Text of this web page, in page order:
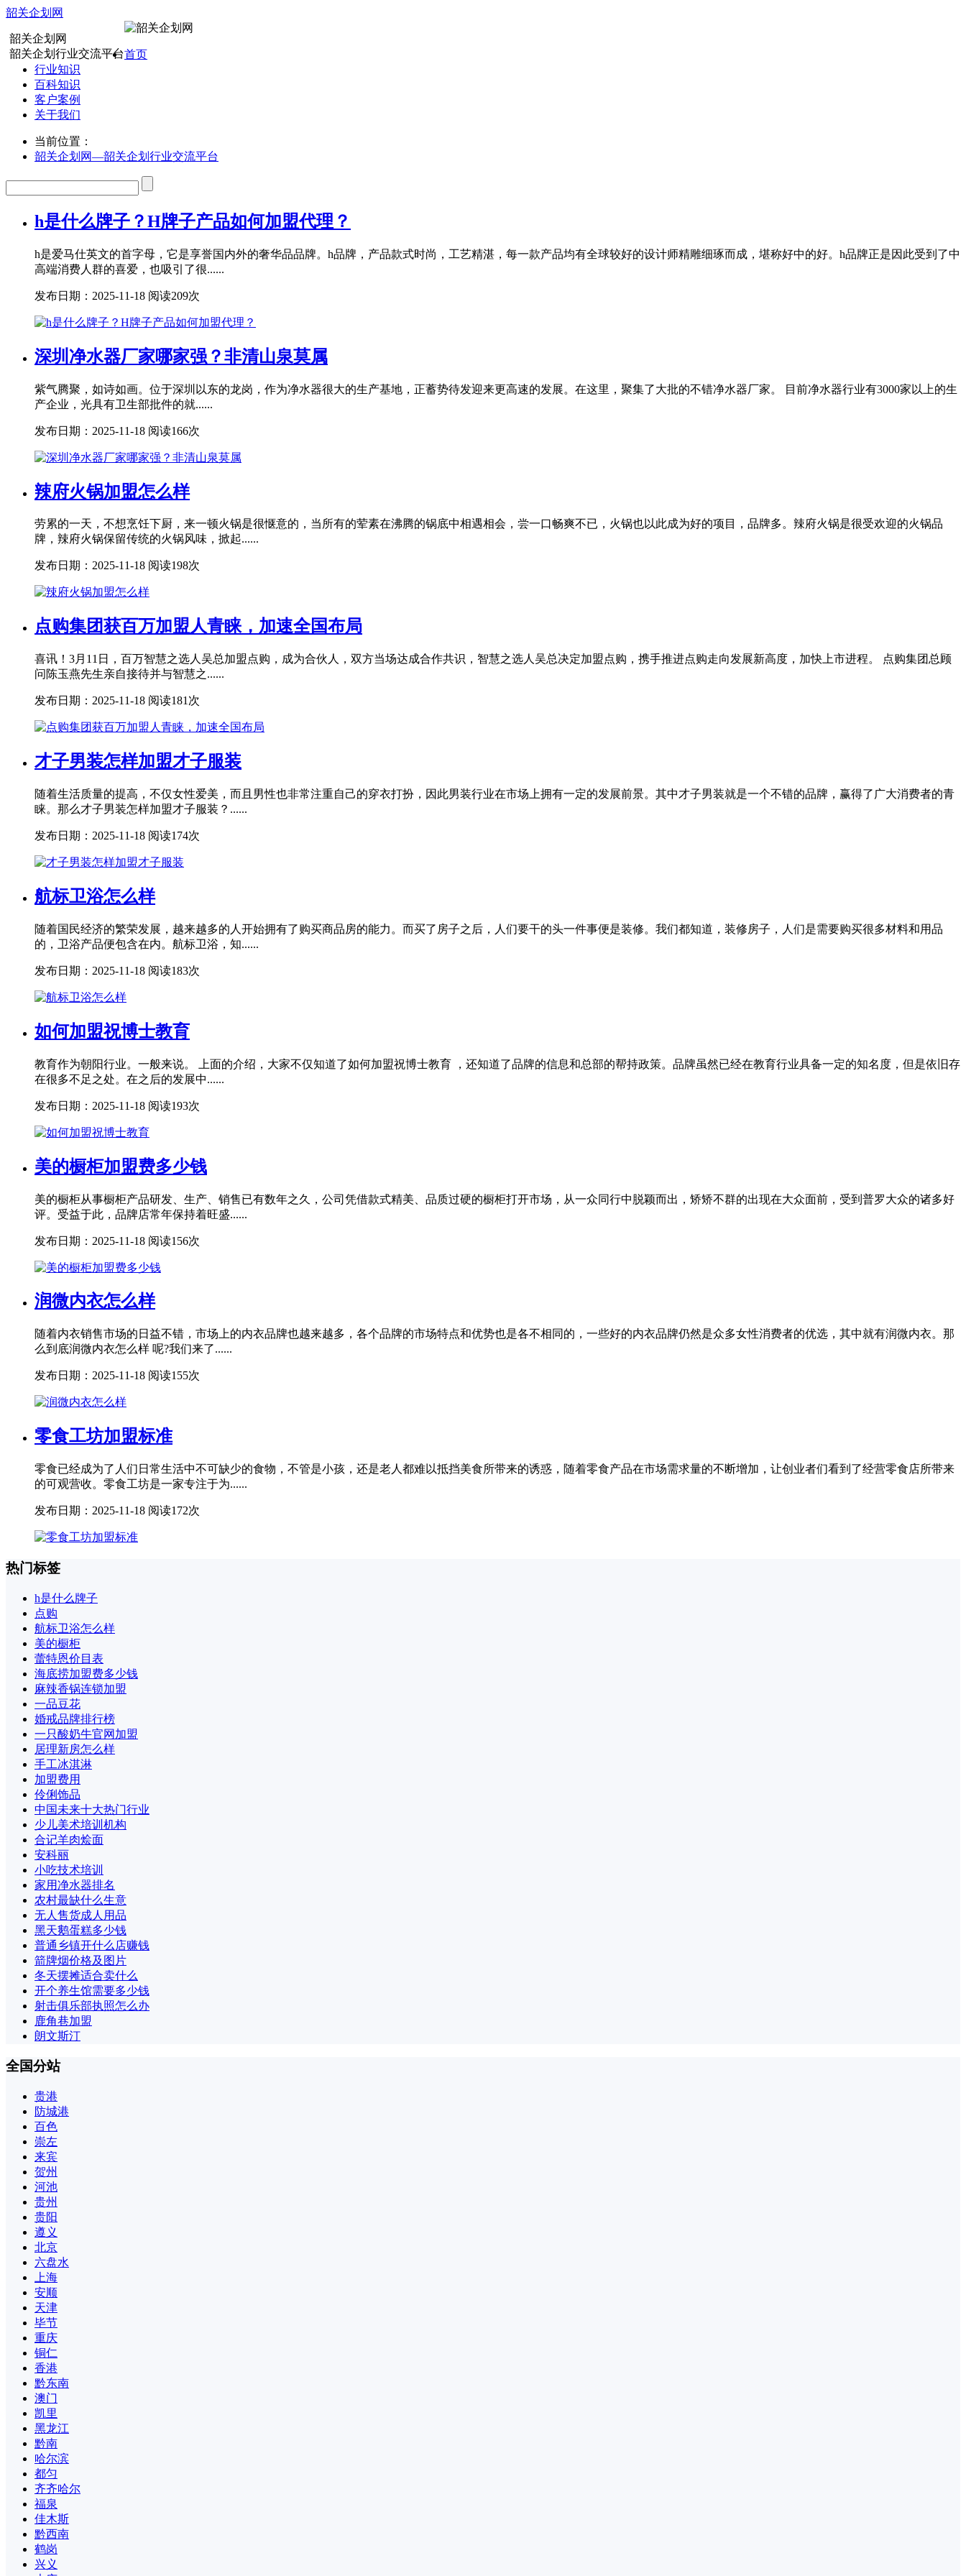
韶关企划网
韶关企划网
韶关企划行业交流平台首页
行业知识
百科知识
客户案例
关于我们
当前位置：
韶关企划网—韶关企划行业交流平台
h是什么牌子？H牌子产品如何加盟代理？
h是爱马仕英文的首字母，它是享誉国内外的奢华品品牌。h品牌，产品款式时尚，工艺精湛，每一款产品均有全球较好的设计师精雕细琢而成，堪称好中的好。h品牌正是因此受到了中
高端消费人群的喜爱，也吸引了很......
发布日期：2025-11-18 阅读209次
深圳净水器厂家哪家强？非清山泉莫属
紫气腾聚，如诗如画。位于深圳以东的龙岗，作为净水器很大的生产基地，正蓄势待发迎来更高速的发展。在这里，聚集了大批的不错净水器厂家。 目前净水器行业有3000家以上的生
产企业，光具有卫生部批件的就......
发布日期：2025-11-18 阅读166次
辣府火锅加盟怎么样
劳累的一天，不想烹饪下厨，来一顿火锅是很惬意的，当所有的荤素在沸腾的锅底中相遇相会，尝一口畅爽不已，火锅也以此成为好的项目，品牌多。辣府火锅是很受欢迎的火锅品
牌，辣府火锅保留传统的火锅风味，掀起......
发布日期：2025-11-18 阅读198次
点购集团获百万加盟人青睐，加速全国布局
喜讯！3月11日，百万智慧之选人吴总加盟点购，成为合伙人，双方当场达成合作共识，智慧之选人吴总决定加盟点购，携手推进点购走向发展新高度，加快上市进程。 点购集团总顾
问陈玉燕先生亲自接待并与智慧之......
发布日期：2025-11-18 阅读181次
才子男装怎样加盟才子服装
随着生活质量的提高，不仅女性爱美，而且男性也非常注重自己的穿衣打扮，因此男装行业在市场上拥有一定的发展前景。其中才子男装就是一个不错的品牌，赢得了广大消费者的青
睐。那么才子男装怎样加盟才子服装？......
发布日期：2025-11-18 阅读174次
航标卫浴怎么样
随着国民经济的繁荣发展，越来越多的人开始拥有了购买商品房的能力。而买了房子之后，人们要干的头一件事便是装修。我们都知道，装修房子，人们是需要购买很多材料和用品
的，卫浴产品便包含在内。航标卫浴，知......
发布日期：2025-11-18 阅读183次
如何加盟祝博士教育
教育作为朝阳行业。一般来说。 上面的介绍，大家不仅知道了如何加盟祝博士教育 ，还知道了品牌的信息和总部的帮持政策。品牌虽然已经在教育行业具备一定的知名度，但是依旧存
在很多不足之处。在之后的发展中......
发布日期：2025-11-18 阅读193次
美的橱柜加盟费多少钱
美的橱柜从事橱柜产品研发、生产、销售已有数年之久，公司凭借款式精美、品质过硬的橱柜打开市场，从一众同行中脱颖而出，矫矫不群的出现在大众面前，受到普罗大众的诸多好
评。受益于此，品牌店常年保持着旺盛......
发布日期：2025-11-18 阅读156次
润微内衣怎么样
随着内衣销售市场的日益不错，市场上的内衣品牌也越来越多，各个品牌的市场特点和优势也是各不相同的，一些好的内衣品牌仍然是众多女性消费者的优选，其中就有润微内衣。那
么到底润微内衣怎么样 呢?我们来了......
发布日期：2025-11-18 阅读155次
零食工坊加盟标准
零食已经成为了人们日常生活中不可缺少的食物，不管是小孩，还是老人都难以抵挡美食所带来的诱惑，随着零食产品在市场需求量的不断增加，让创业者们看到了经营零食店所带来
的可观营收。零食工坊是一家专注于为......
发布日期：2025-11-18 阅读172次
热门标签
h是什么牌子
点购
航标卫浴怎么样
美的橱柜
蕾特恩价目表
海底捞加盟费多少钱
麻辣香锅连锁加盟
一品豆花
婚戒品牌排行榜
一只酸奶牛官网加盟
居理新房怎么样
手工冰淇淋
加盟费用
伶俐饰品
中国未来十大热门行业
少儿美术培训机构
合记羊肉烩面
安科丽
小吃技术培训
家用净水器排名
农村最缺什么生意
无人售货成人用品
黑天鹅蛋糕多少钱
普通乡镇开什么店赚钱
箭牌烟价格及图片
冬天摆摊适合卖什么
开个养生馆需要多少钱
射击俱乐部执照怎么办
鹿角巷加盟
朗文斯汀
全国分站
贵港
防城港
百色
崇左
来宾
贺州
河池
贵州
贵阳
遵义
北京
六盘水
上海
安顺
天津
毕节
重庆
铜仁
香港
黔东南
澳门
凯里
黑龙江
黔南
哈尔滨
都匀
齐齐哈尔
福泉
佳木斯
黔西南
鹤岗
兴义